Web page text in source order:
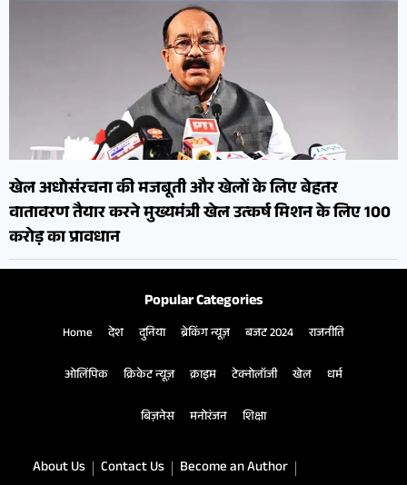
खेल अधोसंरचना की मजबूती और खेलों के लिए बेहतर
वातावरण तैयार करने मुख्यमंत्री खेल उत्कर्ष मिशन के लिए 100
करोड़ का प्रावधान
Popular Categories
Home देश दुनिया ब्रेकिंग न्यूज़ बजट 2024 राजनीति
ओलिंपिक क्रिकेट न्यूज़ क्राइम टेक्नोलॉजी खेल धर्म
बिज़नेस मनोरंजन शिक्षा
About Us Contact Us
Become an Author